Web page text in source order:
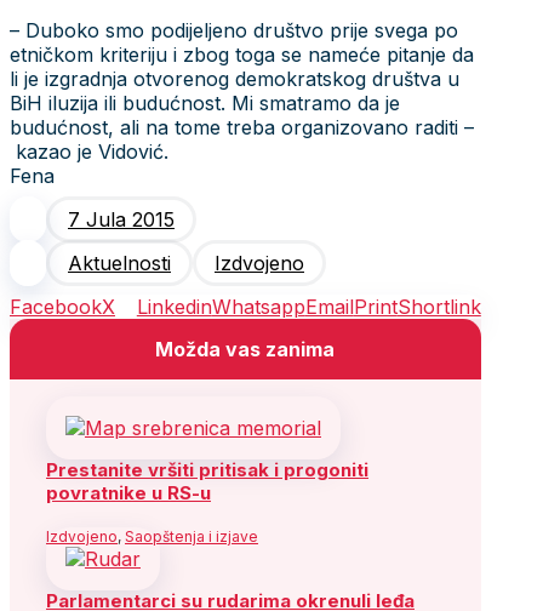
– Duboko smo podijeljeno društvo prije svega po
etničkom kriteriju i zbog toga se nameće pitanje da
li je izgradnja otvorenog demokratskog društva u
BiH iluzija ili budućnost. Mi smatramo da je
budućnost, ali na tome treba organizovano raditi –
kazao je Vidović.
Fena
7 Jula 2015
Aktuelnosti
Izdvojeno
FacebookX LinkedinWhatsappEmailPrintShortlink
Možda vas zanima
Prestanite vršiti pritisak i progoniti
povratnike u RS-u
Izdvojeno, Saopštenja i izjave
Parlamentarci su rudarima okrenuli leđa